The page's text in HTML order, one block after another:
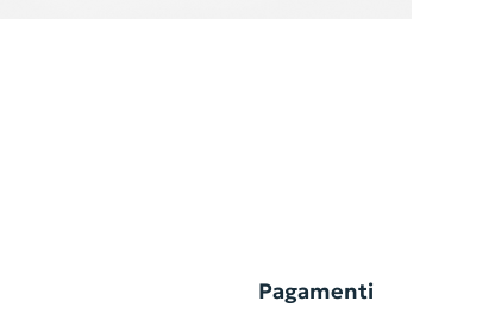
Pagamenti